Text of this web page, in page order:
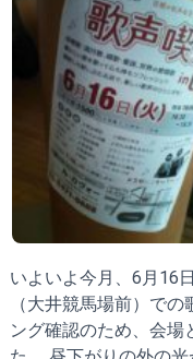
いよいよ今月、6月16
（大井競馬場前）で
ング確認のため、会場